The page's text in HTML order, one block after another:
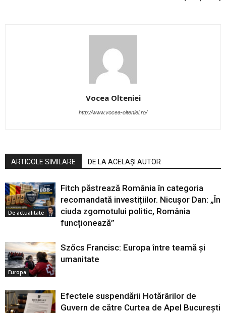
Vocea Olteniei
http://www.vocea-olteniei.ro/
ARTICOLE SIMILARE DE LA ACELAȘI AUTOR
De actualitate
Fitch păstrează România în categoria
recomandată investițiilor. Nicușor Dan: „În
ciuda zgomotului politic, România
funcționează”
Europa
Szőcs Francisc: Europa între teamă și
umanitate
Efectele suspendării Hotărârilor de
Guvern de către Curtea de Apel București